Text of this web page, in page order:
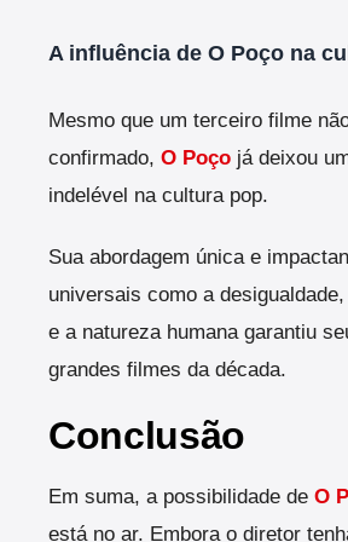
A influência de O Poço na
Mesmo que um terceiro filme
confirmado, O Poço já deixou
indelével na cultura pop.
Sua abordagem única e
universais como a
e a natureza humana garantiu
grandes filmes da década.
Conclusão
Em suma, a possibilidade de O
está no ar. Embora o diretor